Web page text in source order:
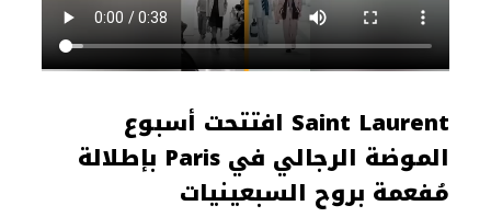
Saint Laurent افتتحت أسبوع
الموضة الرجالي في Paris بإطلالة
مُفعمة بروح السبعينيات